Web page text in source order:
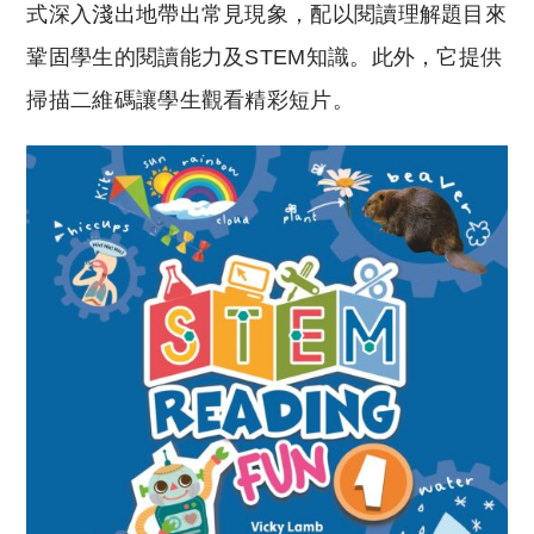
式深入淺出地帶出常見現象，配以閱讀理解題目來
鞏固學生的閱讀能力及STEM知識。此外，它提供
掃描二維碼讓學生觀看精彩短片。